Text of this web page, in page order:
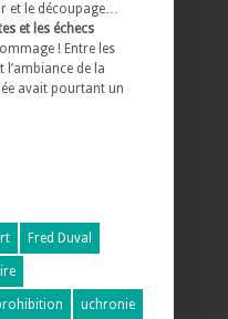
et le découpage…
et les échecs
! Entre les
l’ambiance de la
avait pourtant un
Fred Duval
uchronie